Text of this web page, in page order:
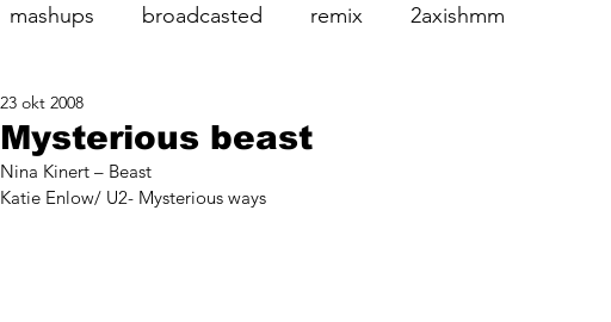
mashups broadcasted remix 2axishmm
Mysterious beast
23 okt 2008
Nina Kinert – Beast
Katie Enlow/ U2- Mysterious ways